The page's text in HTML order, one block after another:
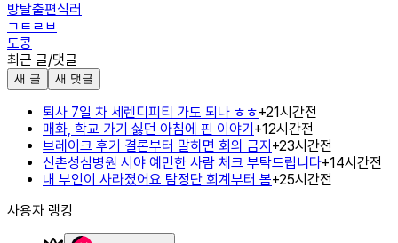
방탈출편식러
ㄱㅌㄹㅂ
도콩
최근 글/댓글
새 글 새 댓글
퇴사 7일 차 세렌디피티 가도 되나 ㅎㅎ+21시간전
매화, 학교 가기 싫던 아침에 핀 이야기+12시간전
브레이크 후기 결론부터 말하면 회의 금지+23시간전
신촌성심병원 시야 예민한 사람 체크 부탁드립니다+14시간전
내 부인이 사라졌어요 탐정단 회계부터 봄+25시간전
사용자 랭킹